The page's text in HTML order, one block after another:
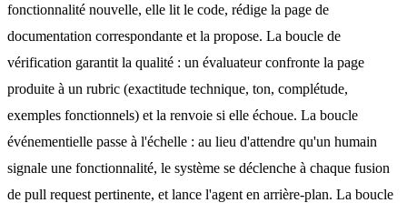
fonctionnalité nouvelle, elle lit le code, rédige la page de
documentation correspondante et la propose. La boucle de
vérification garantit la qualité : un évaluateur confronte la page
produite à un rubric (exactitude technique, ton, complétude,
exemples fonctionnels) et la renvoie si elle échoue. La boucle
événementielle passe à l'échelle : au lieu d'attendre qu'un humain
signale une fonctionnalité, le système se déclenche à chaque fusion
de pull request pertinente, et lance l'agent en arrière-plan. La boucle